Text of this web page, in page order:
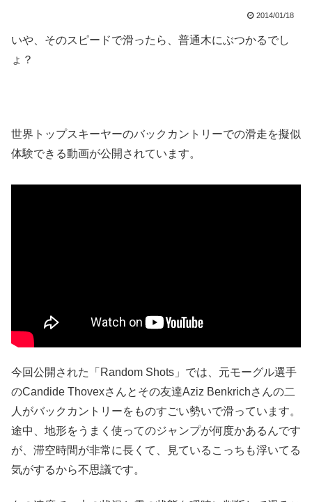
2014/01/18
いや、そのスピードで滑ったら、普通木にぶつかるでし
ょ？
世界トップスキーヤーのバックカントリーでの滑走を擬似
体験できる動画が公開されています。
今回公開された「Random Shots」では、元モーグル選手
のCandide Thovexさんとその友達Aziz Benkrichさんの二
人がバックカントリーをものすごい勢いで滑っています。
途中、地形をうまく使ってのジャンプが何度かあるんです
が、滞空時間が非常に長くて、見ているこっちも浮いてる
気がするから不思議です。